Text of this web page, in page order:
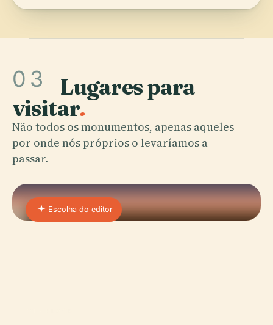
03 Lugares para
visitar.
Não todos os monumentos, apenas aqueles
por onde nós próprios o levaríamos a
passar.
Escolha do editor